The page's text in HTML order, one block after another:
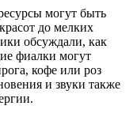
могут быть
до мелких
обсуждали, как
фиалки могут
кофе или роз
и звуки также